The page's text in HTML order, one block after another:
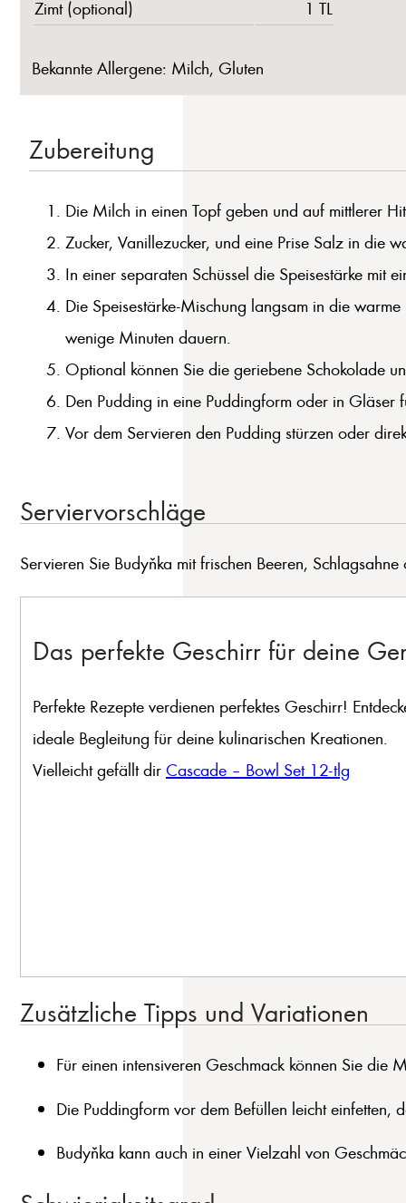
Zimt (optional)
1 TL
Bekannte Allergene: Milch, Gluten
Zubereitung
Die Milch in einen Topf geben und auf mittlerer
Zucker, Vanillezucker, und eine Prise Salz in die
In einer separaten Schüssel die Speisestärke mit
Die Speisestärke-Mischung langsam in die
wenige Minuten dauern.
Optional können Sie die geriebene Schokolade
Den Pudding in eine Puddingform oder in Gläser
Vor dem Servieren den Pudding stürzen oder
Serviervorschläge
Servieren Sie Budyňka mit frischen Beeren,
Das perfekte Geschirr für deine
Perfekte Rezepte verdienen perfektes Geschirr!
ideale Begleitung für deine kulinarischen Kreationen.
Vielleicht gefällt dir Cascade – Bowl Set 12-tlg
Zusätzliche Tipps und Variationen
Für einen intensiveren Geschmack können Sie die
Die Puddingform vor dem Befüllen leicht einfetten,
Budyňka kann auch in einer Vielzahl von